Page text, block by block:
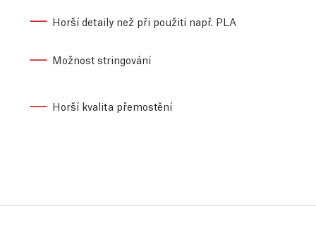
Horší detaily než při použití např. PLA
Možnost stringování
Horší kvalita přemostění